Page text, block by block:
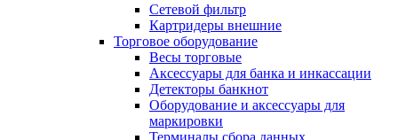
Сетевой фильтр
Картридеры внешние
Торговое оборудование
Весы торговые
Аксессуары для банка и инкассации
Детекторы банкнот
Оборудование и аксессуары для
маркировки
Терминалы сбора данных